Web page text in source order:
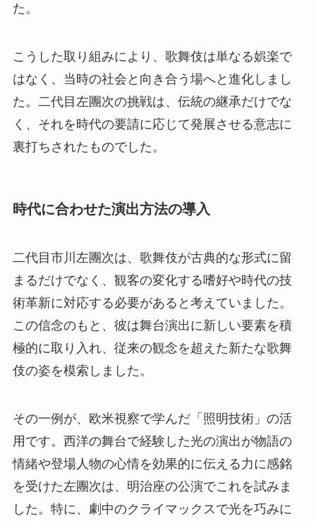
た。
こうした取り組みにより、歌舞伎は単なる娯楽で
はなく、当時の社会と向き合う場へと進化しまし
た。二代目左團次の挑戦は、伝統の継承だけでな
く、それを時代の要請に応じて発展させる意志に
裏打ちされたものでした。
時代に合わせた演出方法の導入
二代目市川左團次は、歌舞伎が古典的な形式に留
まるだけでなく、観客の変化する嗜好や時代の技
術革新に対応する必要があると考えていました。
この信念のもと、彼は舞台演出に新しい要素を積
極的に取り入れ、従来の観念を超えた新たな歌舞
伎の姿を模索しました。
その一例が、欧米視察で学んだ「照明技術」の活
用です。西洋の舞台で経験した光の演出が物語の
情緒や登場人物の心情を効果的に伝える力に感銘
を受けた左團次は、明治座の公演でこれを試みま
した。特に、劇中のクライマックスで光を巧みに